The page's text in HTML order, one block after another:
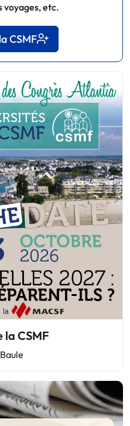
voyages, etc.
CSMF
la CSMF